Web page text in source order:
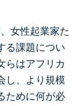
女性起業家た
る課題につい
らはアフリカ
し、より規模
ために何が必